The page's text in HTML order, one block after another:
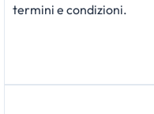
termini e condizioni.